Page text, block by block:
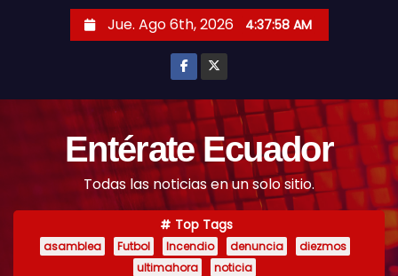
Jue. Ago 6th, 2026 4:37:59 AM
Entérate Ecuador
Todas las noticias en un solo sitio.
Top Tags
asamblea Futbol Incendio denuncia
diezmos
ultimahora
noticia